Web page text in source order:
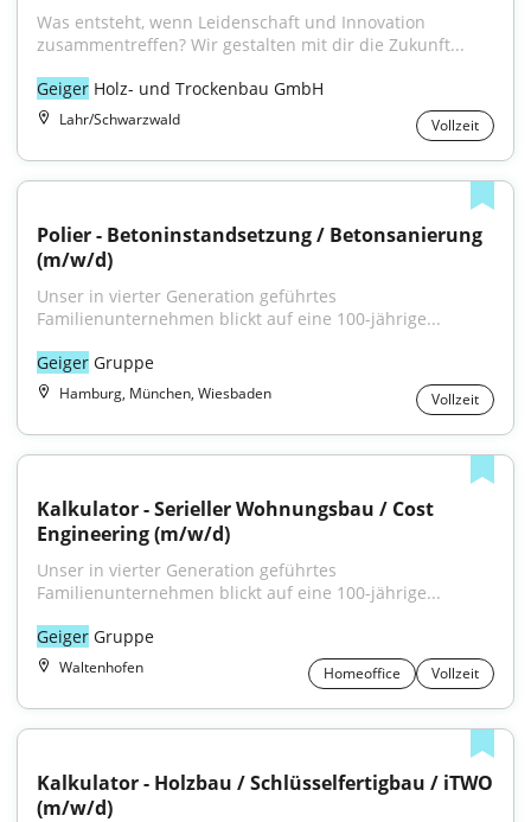
Was entsteht, wenn Leidenschaft und Innovation
zusammentreffen? Wir gestalten mit dir die Zukunft...
Geiger Holz- und Trockenbau GmbH
Lahr/Schwarzwald Vollzeit
Polier - Betoninstandsetzung / Betonsanierung
(m/w/d)
Unser in vierter Generation geführtes
Familienunternehmen blickt auf eine 100-jährige...
Geiger Gruppe
Hamburg, München, Wiesbaden Vollzeit
Kalkulator - Serieller Wohnungsbau / Cost
Engineering (m/w/d)
Unser in vierter Generation geführtes
Familienunternehmen blickt auf eine 100-jährige...
Geiger Gruppe
Waltenhofen Homeoffice Vollzeit
Kalkulator - Holzbau / Schlüsselfertigbau / iTWO
(m/w/d)